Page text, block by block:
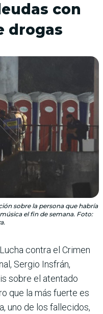
con
drogas
sobre la persona que habría
el fin de semana. Foto:
contra el Crimen
Sergio Insfrán,
sobre el atentado
que la más fuerte es
uno de los fallecidos,